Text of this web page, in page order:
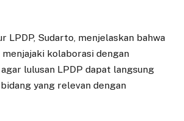
LPDP, Sudarto, menjelaskan bahwa
kolaborasi dengan
lulusan LPDP dapat langsung
yang relevan dengan